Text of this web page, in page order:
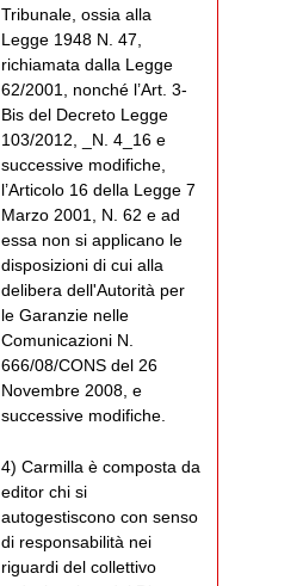
Tribunale, ossia alla
Legge 1948 N. 47,
richiamata dalla Legge
62/2001, nonché l’Art. 3-
Bis del Decreto Legge
103/2012, _N. 4_16 e
successive modifiche,
l’Articolo 16 della Legge 7
Marzo 2001, N. 62 e ad
essa non si applicano le
disposizioni di cui alla
delibera dell'Autorità per
le Garanzie nelle
Comunicazioni N.
666/08/CONS del 26
Novembre 2008, e
successive modifiche.
4) Carmilla è composta da
editor chi si
autogestiscono con senso
di responsabilità nei
riguardi del collettivo